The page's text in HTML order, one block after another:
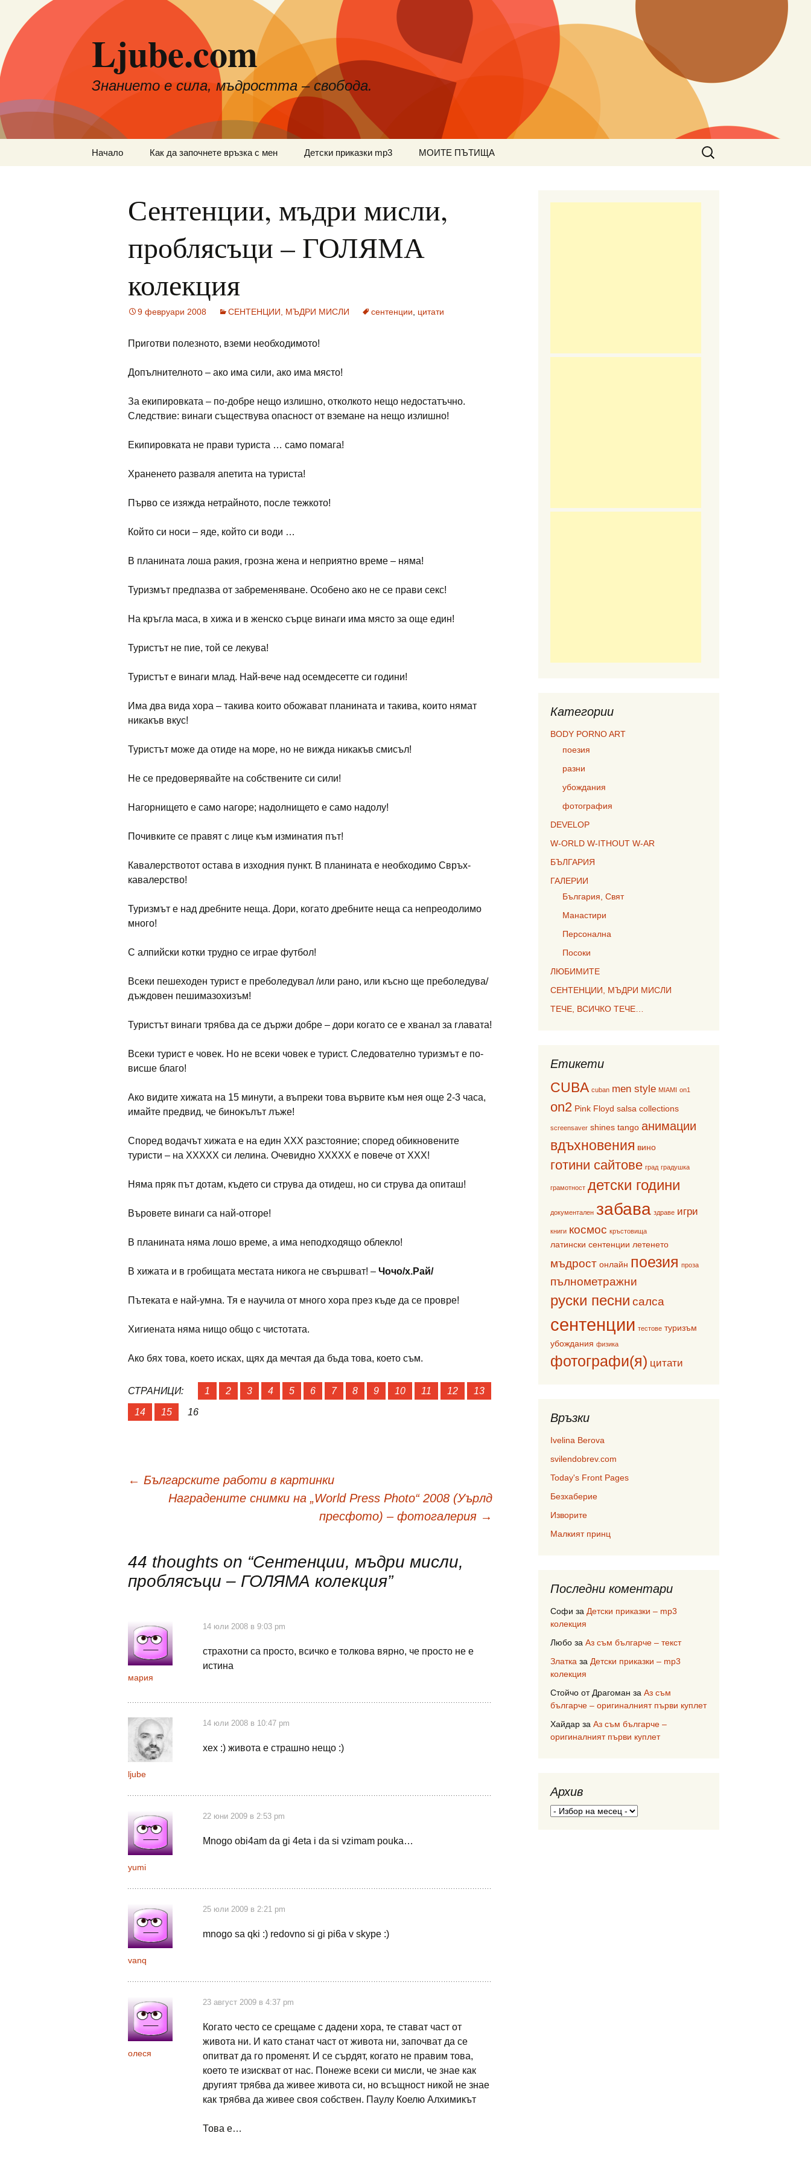
съдържанието
Ljube.com
Знанието е сила, мъдростта – свобода.
Начало Как да започнете връзка с мен Детски приказки mp3 МОИТЕ ПЪТИЩА
Търсене
за:
Сентенции, мъдри мисли,
проблясъци – ГОЛЯМА
колекция
9 февруари 2008 СЕНТЕНЦИИ, МЪДРИ МИСЛИ сентенции цитати
Приготви полезното, вземи необходимото!
Допълнителното – ако има сили, ако има място!
За екипировката – по-добре нещо излишно, отколкото нещо недостатъчно.
Следствие: винаги съществува опасност от вземане на нещо излишно!
Екипировката не прави туриста … само помага!
Храненето разваля апетита на туриста!
Първо се изяжда нетрайното, после тежкото!
Който си носи – яде, който си води …
В планината лоша ракия, грозна жена и неприятно време – няма!
Туризмът предпазва от забременяване. Особено ако не се прави секс!
На кръгла маса, в хижа и в женско сърце винаги има място за още един!
Туристът не пие, той се лекува!
Туристът е винаги млад. Най-вече над осемдесетте си години!
Има два вида хора – такива които обожават планината и такива, които нямат
никакъв вкус!
Туристът може да отиде на море, но не вижда никакъв смисъл!
Не се предоверявайте на собствените си сили!
Нагорнището е само нагоре; надолнището е само надолу!
Почивките се правят с лице към изминатия път!
Кавалерствотот остава в изходния пункт. В планината е необходимо Свръх-
кавалерство!
Туризмът е над дребните неща. Дори, когато дребните неща са непреодолимо
много!
С алпийски котки трудно се играе футбол!
Всеки пешеходен турист е преболедувал /или рано, или късно ще преболедува/
дъждовен пешимазохизъм!
Туристът винаги трябва да се държи добре – дори когато се е хванал за главата!
Всеки турист е човек. Но не всеки човек е турист. Следователно туризмът е по-
висше благо!
Ако видите хижата на 15 минути, а въпреки това вървите към нея още 2-3 часа,
имайте предвид, че бинокълът лъже!
Според водачът хижата е на един XXX разстояние; според обикновените
туристи – на XXXXX си лелина. Очевидно XXXXX е повече от XXX!
Няма пряк път дотам, където си струва да отидеш, но си струва да опиташ!
Въровете винаги са най-отгоре!
В планината няма лошо време, а има неподходящо облекло!
В хижата и в гробищата местата никога не свършват! – Чочо/х.Рай/
Пътеката е най-умна. Тя е научила от много хора през къде да се провре!
Хигиената няма нищо общо с чистотата.
Ако бях това, което исках, щях да мечтая да бъда това, което съм.
СТРАНИЦИ: 1 2 3 4 5 6 7 8 9 10 11 12 13
14 15 16
Навигация
публикациите
← Българските работи в картинки
Наградените снимки на „World Press Photo“ 2008 (Уърлд
пресфото) – фотогалерия →
44 thoughts on “Сентенции, мъдри мисли,
проблясъци – ГОЛЯМА колекция”
мария
14 юли 2008 в 9:03 pm
страхотни са просто, всичко е толкова вярно, че просто не е
истина
ljube
14 юли 2008 в 10:47 pm
хех :) живота е страшно нещо :)
yumi
22 юни 2009 в 2:53 pm
Mnogo obi4am da gi 4eta i da si vzimam pouka…
vanq
25 юли 2009 в 2:21 pm
mnogo sa qki :) redovno si gi pi6a v skype :)
олеся
23 август 2009 в 4:37 pm
Когато често се срещаме с дадени хора, те стават част от
живота ни. И като станат част от живота ни, започват да се
опитват да го променят. И се сърдят, когато не правим това,
което те изискват от нас. Понеже всеки си мисли, че знае как
другият трябва да живее живота си, но всъщност никой не знае
как трябва да живее своя собствен. Паулу Коелю Алхимикът
Това е…
Категории
BODY PORNO ART
поезия
разни
убождания
фотография
DEVELOP
W-ORLD W-ITHOUT W-AR
БЪЛГАРИЯ
ГАЛЕРИИ
България, Свят
Манастири
Персонална
Посоки
ЛЮБИМИТЕ
СЕНТЕНЦИИ, МЪДРИ МИСЛИ
ТЕЧЕ, ВСИЧКО ТЕЧЕ…
Етикети
CUBA cuban men style MIAMI on1
on2 Pink Floyd salsa collections
screensaver shines tango анимации
вдъхновения вино
готини сайтове град градушка
грамотност детски години
документален забава здраве игри
книги космос кръстовища
латински сентенции летенето
мъдрост онлайн поезия проза
пълнометражни
руски песни салса
сентенции тестове туризъм
убождания физика
фотографи(я) цитати
Връзки
Ivelina Berova
svilendobrev.com
Today's Front Pages
Безхаберие
Изворите
Малкият принц
Последни коментари
Софи за Детски приказки – mp3
колекция
Любо за Аз съм българче – текст
Златка за Детски приказки – mp3
колекция
Стойчо от Драгоман за Аз съм
българче – оригиналният първи куплет
Хайдар за Аз съм българче –
оригиналният първи куплет
Архив
Архив